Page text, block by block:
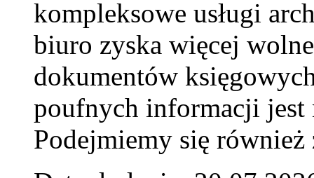
kompleksowe usługi
biuro zyska więcej
dokumentów
poufnych informacji jest
Podejmiemy się